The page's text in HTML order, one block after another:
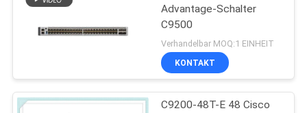
Advantage-Schalter
C9500
Verhandelbar MOQ:1 EINHEIT
KONTAKT
C9200-48T-E 48 Cisco